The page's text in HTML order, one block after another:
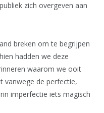
zich overgeven aan
breken om te begrijpen
hadden we deze
waarom we ooit
vanwege de perfectie,
imperfectie iets magisch